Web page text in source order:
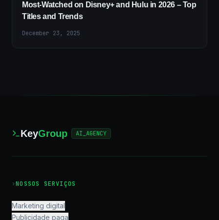
Most-Watched on Disney+ and Hulu in 2026 – Top
Titles and Trends
December 23, 2025
KeyGroup AI_AGENCY
›NOSSOS SERVIÇOS
Marketing digital
Publicidade paga